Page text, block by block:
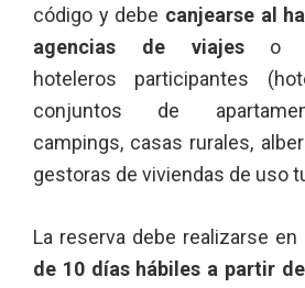
código y debe canjearse al
agencias de viajeso
hoteleros participantes
conjuntos de
campings, casas rurales,
gestoras de viviendas de uso
La reserva debe realizarse en
de 10 días hábiles a partir